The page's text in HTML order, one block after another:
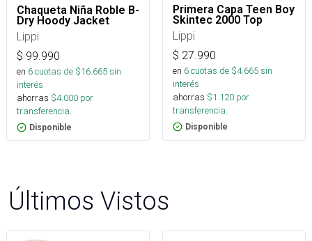
Chaqueta Niña Roble B-
Dry Hoody Jacket
Lippi
$ 99.990
en 6cuotas de $16.665sin
interés
ahorras $4.000 por
transferencia.
Disponible
Primera Capa Teen Boy
Skintec 2000 Top
Lippi
$ 27.990
en 6cuotas de $4.665sin
interés
ahorras $1.120 por
transferencia.
Disponible
Últimos Vistos